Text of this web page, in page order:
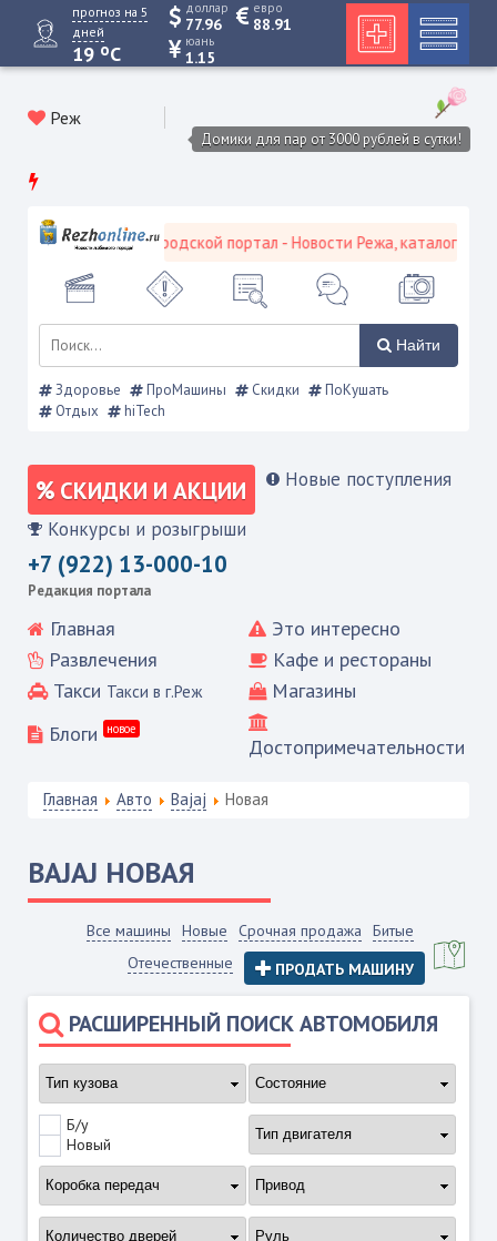
прогноз на 5
дней
19 oC
доллар
77.96
евро
88.91
юань
1.15
Реж
Домики для пар от 3000 рублей в сутки!
Режевской городской портал - Новости Режа, каталог
Найти
Здоровье ПроМашины Скидки
ПоКушать
Отдых
hiTech
СКИДКИ И АКЦИИ Новые поступления
Конкурсы и розыгрыши
+7 (922) 13-000-10
Редакция портала
Главная
Это интересно
Развлечения
Кафе и рестораны
Такси Такси в г.Реж
Магазины
Блоги
новое
Достопримечательности
Главная Авто Bajaj Новая
BAJAJ НОВАЯ
Все машины Новые Срочная продажа
Битые
Отечественные
ПРОДАТЬ МАШИНУ
РАСШИРЕННЫЙ ПОИСК АВТОМОБИЛЯ
Б/у
Новый